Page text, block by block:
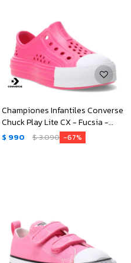
Championes Infantiles Converse
Chuck Play Lite CX - Fucsia -
Blanco
$ 990 $3.090 67